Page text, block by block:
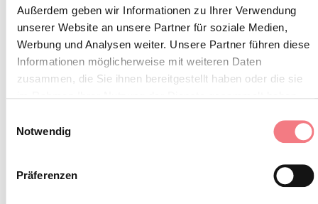
Außerdem geben wir Informationen zu Ihrer Verwendung
unserer Website an unsere Partner für soziale Medien,
Werbung und Analysen weiter. Unsere Partner führen diese
Informationen möglicherweise mit weiteren Daten
zusammen, die Sie ihnen bereitgestellt haben oder die sie
Notwendig
Präferenzen